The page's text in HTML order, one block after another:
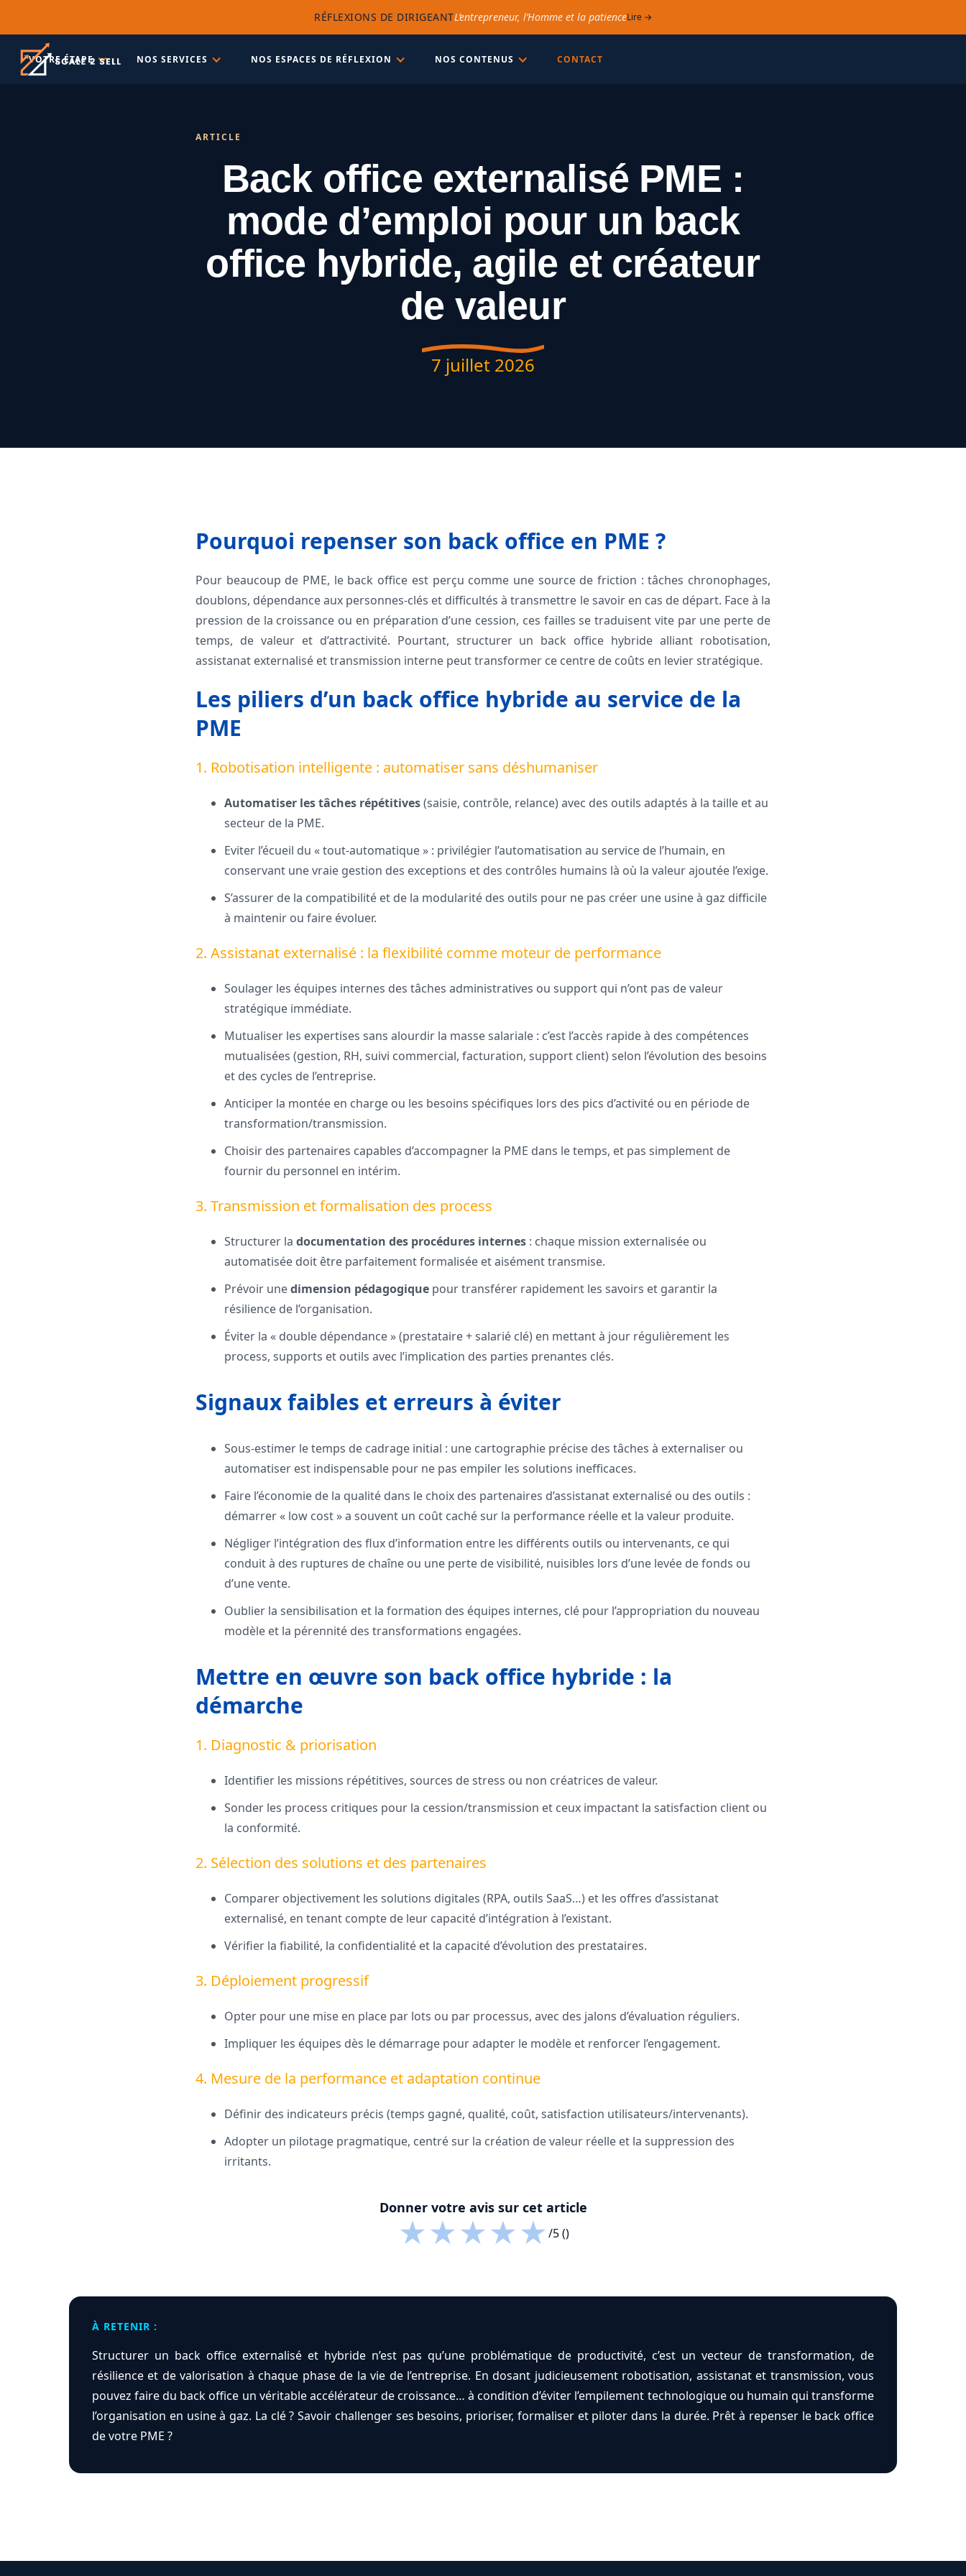
RÉFLEXIONS DE DIRIGEANTL’entrepreneur, l’Homme et la patienceLire →
VOTRE ÉTAPE NOS SERVICES NOS ESPACES DE RÉFLEXION NOS CONTENUS CONTACT
ARTICLE
Back office externalisé PME :
mode d’emploi pour un back
office hybride, agile et créateur
de valeur
7 juillet 2026
Pourquoi repenser son back office en PME ?
Pour beaucoup de PME, le back office est perçu comme une source de friction : tâches chronophages,
doublons, dépendance aux personnes-clés et difficultés à transmettre le savoir en cas de départ. Face à la
pression de la croissance ou en préparation d’une cession, ces failles se traduisent vite par une perte de
temps, de valeur et d’attractivité. Pourtant, structurer un back office hybride alliant robotisation,
assistanat externalisé et transmission interne peut transformer ce centre de coûts en levier stratégique.
Les piliers d’un back office hybride au service de la
PME
1. Robotisation intelligente : automatiser sans déshumaniser
Automatiser les tâches répétitives(saisie, contrôle, relance) avec des outils adaptés à la taille et au
secteur de la PME.
Eviter l’écueil du « tout-automatique » : privilégier l’automatisation au service de l’humain, en
conservant une vraie gestion des exceptions et des contrôles humains là où la valeur ajoutée l’exige.
S’assurer de la compatibilité et de la modularité des outils pour ne pas créer une usine à gaz difficile
à maintenir ou faire évoluer.
2. Assistanat externalisé : la flexibilité comme moteur de performance
Soulager les équipes internes des tâches administratives ou support qui n’ont pas de valeur
stratégique immédiate.
Mutualiser les expertises sans alourdir la masse salariale : c’est l’accès rapide à des compétences
mutualisées (gestion, RH, suivi commercial, facturation, support client) selon l’évolution des besoins
et des cycles de l’entreprise.
Anticiper la montée en charge ou les besoins spécifiques lors des pics d’activité ou en période de
transformation/transmission.
Choisir des partenaires capables d’accompagner la PME dans le temps, et pas simplement de
fournir du personnel en intérim.
3. Transmission et formalisation des process
Structurer la documentation des procédures internes : chaque mission externalisée ou
automatisée doit être parfaitement formalisée et aisément transmise.
Prévoir unedimension pédagogique pour transférer rapidement les savoirs et garantir la
résilience de l’organisation.
Éviter la « double dépendance » (prestataire + salarié clé) en mettant à jour régulièrement les
process, supports et outils avec l’implication des parties prenantes clés.
Signaux faibles et erreurs à éviter
Sous-estimer le temps de cadrage initial : une cartographie précise des tâches à externaliser ou
automatiser est indispensable pour ne pas empiler les solutions inefficaces.
Faire l’économie de la qualité dans le choix des partenaires d’assistanat externalisé ou des outils :
démarrer « low cost » a souvent un coût caché sur la performance réelle et la valeur produite.
Négliger l’intégration des flux d’information entre les différents outils ou intervenants, ce qui
conduit à des ruptures de chaîne ou une perte de visibilité, nuisibles lors d’une levée de fonds ou
d’une vente.
Oublier la sensibilisation et la formation des équipes internes, clé pour l’appropriation du nouveau
modèle et la pérennité des transformations engagées.
Mettre en œuvre son back office hybride : la
démarche
1. Diagnostic & priorisation
Identifier les missions répétitives, sources de stress ou non créatrices de valeur.
Sonder les process critiques pour la cession/transmission et ceux impactant la satisfaction client ou
la conformité.
2. Sélection des solutions et des partenaires
Comparer objectivement les solutions digitales (RPA, outils SaaS…) et les offres d’assistanat
externalisé, en tenant compte de leur capacité d’intégration à l’existant.
Vérifier la fiabilité, la confidentialité et la capacité d’évolution des prestataires.
3. Déploiement progressif
Opter pour une mise en place par lots ou par processus, avec des jalons d’évaluation réguliers.
Impliquer les équipes dès le démarrage pour adapter le modèle et renforcer l’engagement.
4. Mesure de la performance et adaptation continue
Définir des indicateurs précis (temps gagné, qualité, coût, satisfaction utilisateurs/intervenants).
Adopter un pilotage pragmatique, centré sur la création de valeur réelle et la suppression des
irritants.
Donner votre avis sur cet article
★★★★★/5 ()
À RETENIR :
Structurer un back office externalisé et hybride n’est pas qu’une problématique de productivité, c’est un vecteur de transformation, de
résilience et de valorisation à chaque phase de la vie de l’entreprise. En dosant judicieusement robotisation, assistanat et transmission, vous
pouvez faire du back office un véritable accélérateur de croissance… à condition d’éviter l’empilement technologique ou humain qui transforme
l’organisation en usine à gaz. La clé ? Savoir challenger ses besoins, prioriser, formaliser et piloter dans la durée. Prêt à repenser le back office
de votre PME ?